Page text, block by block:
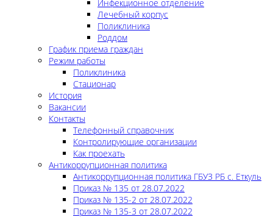
Инфекционное отделение
Лечебный корпус
Поликлиника
Роддом
График приема граждан
Режим работы
Поликлиника
Стационар
История
Вакансии
Контакты
Телефонный справочник
Контролирующие организации
Как проехать
Антикоррупционная политика
Антикоррупционная политика ГБУЗ РБ с. Еткуль
Приказ № 135 от 28.07.2022
Приказ № 135-2 от 28.07.2022
Приказ № 135-3 от 28.07.2022